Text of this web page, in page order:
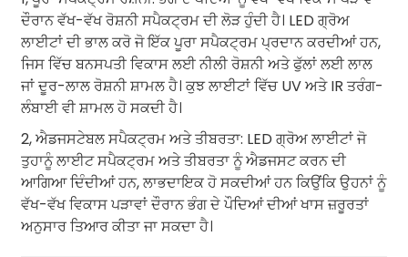
ਦੌਰਾਨ ਵੱਖ-ਵੱਖ ਰੋਸ਼ਨੀ ਸਪੈਕਟ੍ਰਮ ਦੀ ਲੋੜ ਹੁੰਦੀ ਹੈ। LED ਗ੍ਰੋਅ
ਲਾਈਟਾਂ ਦੀ ਭਾਲ ਕਰੋ ਜੋ ਇੱਕ ਪੂਰਾ ਸਪੈਕਟ੍ਰਮ ਪ੍ਰਦਾਨ ਕਰਦੀਆਂ ਹਨ,
ਜਿਸ ਵਿੱਚ ਬਨਸਪਤੀ ਵਿਕਾਸ ਲਈ ਨੀਲੀ ਰੋਸ਼ਨੀ ਅਤੇ ਫੁੱਲਾਂ ਲਈ ਲਾਲ
ਜਾਂ ਦੂਰ-ਲਾਲ ਰੋਸ਼ਨੀ ਸ਼ਾਮਲ ਹੈ। ਕੁਝ ਲਾਈਟਾਂ ਵਿੱਚ UV ਅਤੇ IR ਤਰੰਗ-
ਲੰਬਾਈ ਵੀ ਸ਼ਾਮਲ ਹੋ ਸਕਦੀ ਹੈ।
2, ਐਡਜਸਟੇਬਲ ਸਪੈਕਟ੍ਰਮ ਅਤੇ ਤੀਬਰਤਾ: LED ਗ੍ਰੋਅ ਲਾਈਟਾਂ ਜੋ
ਤੁਹਾਨੂੰ ਲਾਈਟ ਸਪੈਕਟ੍ਰਮ ਅਤੇ ਤੀਬਰਤਾ ਨੂੰ ਐਡਜਸਟ ਕਰਨ ਦੀ
ਆਗਿਆ ਦਿੰਦੀਆਂ ਹਨ, ਲਾਭਦਾਇਕ ਹੋ ਸਕਦੀਆਂ ਹਨ ਕਿਉਂਕਿ ਉਹਨਾਂ ਨੂੰ
ਵੱਖ-ਵੱਖ ਵਿਕਾਸ ਪੜਾਵਾਂ ਦੌਰਾਨ ਭੰਗ ਦੇ ਪੌਦਿਆਂ ਦੀਆਂ ਖਾਸ ਜ਼ਰੂਰਤਾਂ
ਅਨੁਸਾਰ ਤਿਆਰ ਕੀਤਾ ਜਾ ਸਕਦਾ ਹੈ।